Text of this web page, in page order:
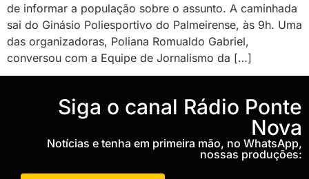
de informar a população sobre o assunto. A caminhada
sai do Ginásio Poliesportivo do Palmeirense, às 9h. Uma
das organizadoras, Poliana Romualdo Gabriel,
conversou com a Equipe de Jornalismo da […]
‎Siga o canal Rádio Ponte
Nova
Notícias e tenha em primeira mão, no WhatsApp,
nossas produções: